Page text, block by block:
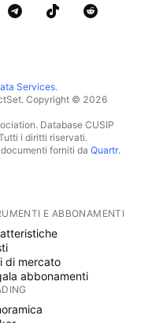
Services.
Copyright © 2026
Database CUSIP
i diritti riservati.
forniti da Quartr.
E ABBONAMENTI
di mercato
abbonamenti